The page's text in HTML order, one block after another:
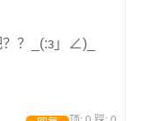
？_(:з」∠)_